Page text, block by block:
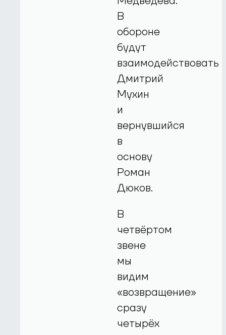
В
обороне
будут
взаимодействовать
Дмитрий
Мухин
и
вернувшийся
в
основу
Роман
Дюков.
В
четвёртом
звене
мы
видим
«возвращение»
сразу
четырёх